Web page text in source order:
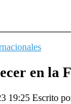
en la
19:25 Escrito